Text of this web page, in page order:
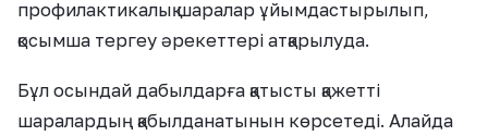
профилактикалық шаралар ұйымдастырылып,
қосымша тергеу әрекеттері атқарылуда.
Бұл осындай дабылдарға қатысты қажетті
шаралардың қабылданатынын көрсетеді. Алайда